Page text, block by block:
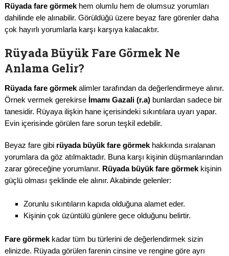
Rüyada fare görmek hem olumlu hem de olumsuz yorumları
dahilinde ele alınabilir. Görüldüğü üzere beyaz fare görenler daha
çok hayırlı yorumlarla karşı karşıya kalacaktır.
Rüyada Büyük Fare Görmek Ne
Anlama Gelir?
Rüyada fare görmek alimler tarafından da değerlendirmeye alınır.
Örnek vermek gerekirse İmamı Gazali (r.a)bunlardan sadece bir
tanesidir. Rüyaya ilişkin hane içerisindeki sıkıntılara uyarı yapar.
Evin içerisinde görülen fare sorun teşkil edebilir.
Beyaz fare gibi rüyada büyük fare görmek hakkında sıralanan
yorumlara da göz atılmaktadır. Buna karşı kişinin düşmanlarından
zarar göreceğine yorumlanır. Rüyada büyük fare görmek kişinin
güçlü olması şeklinde ele alınır. Akabinde gelenler:
Zorunlu sıkıntıların kapıda olduğuna alamet eder.
Kişinin çok üzüntülü günlere gece olduğunu belirtir.
Fare görmek kadar tüm bu türlerini de değerlendirmek sizin
elinizde. Rüyada görülen farenin cinsine ve rengine göre ayrı